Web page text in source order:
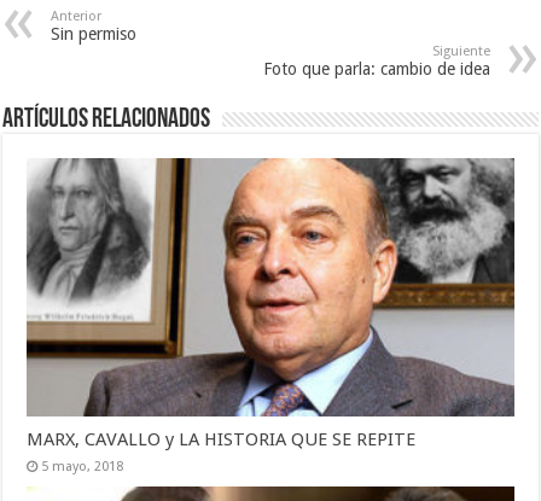
Anterior
Sin permiso
Siguiente
Foto que parla: cambio de idea
Artículos Relacionados
MARX, CAVALLO y LA HISTORIA QUE SE REPITE
5 mayo, 2018